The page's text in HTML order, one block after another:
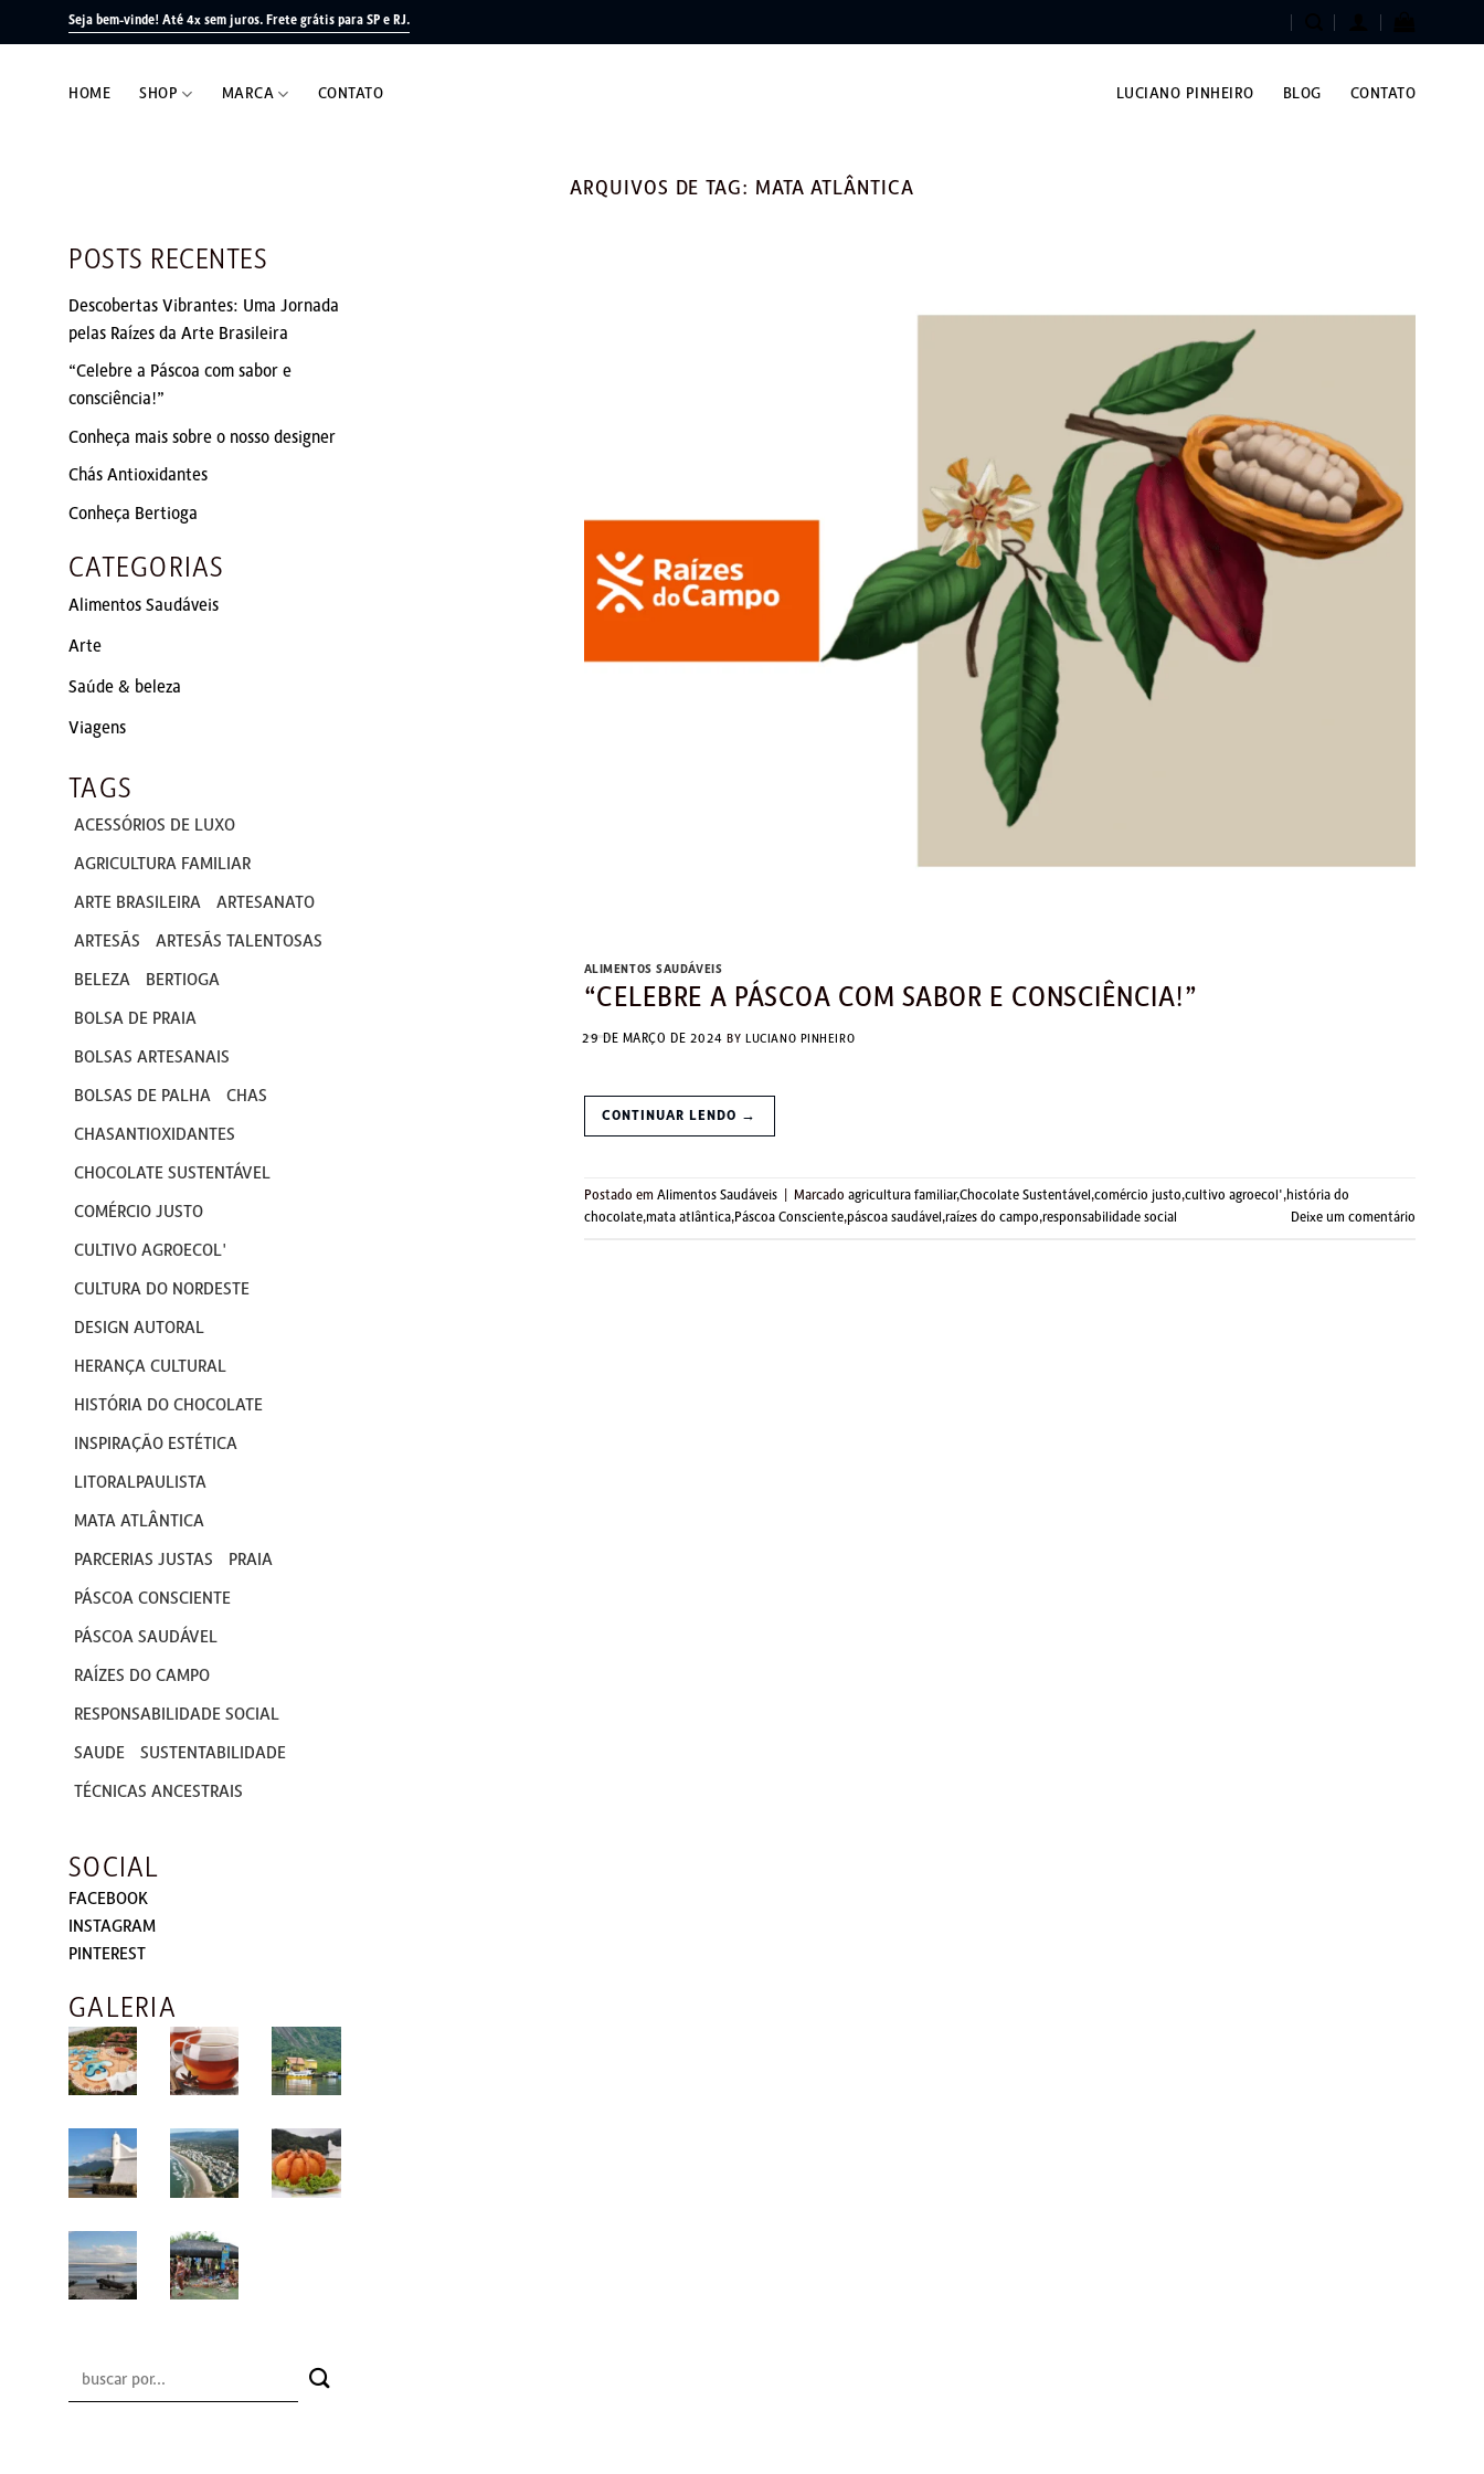
Seja bem-vinde! Até 4x sem juros. Frete grátis para SP e RJ.
HOME SHOP MARCA CONTATO LUCIANO PINHEIRO BLOG CONTATO
ARQUIVOS DE TAG: MATA ATLÂNTICA
POSTS RECENTES
Descobertas Vibrantes: Uma Jornada
pelas Raízes da Arte Brasileira
“Celebre a Páscoa com sabor e
consciência!”
Conheça mais sobre o nosso designer
Chás Antioxidantes
Conheça Bertioga
CATEGORIAS
Alimentos Saudáveis
Arte
Saúde & beleza
Viagens
TAGS
ACESSÓRIOS DE LUXO
AGRICULTURA FAMILIAR
ARTE BRASILEIRA ARTESANATO
ARTESÃS ARTESÃS TALENTOSAS
BELEZA BERTIOGA
BOLSA DE PRAIA
BOLSAS ARTESANAIS
BOLSAS DE PALHA CHAS
CHASANTIOXIDANTES
CHOCOLATE SUSTENTÁVEL
COMÉRCIO JUSTO
CULTIVO AGROECOL'
CULTURA DO NORDESTE
DESIGN AUTORAL
HERANÇA CULTURAL
HISTÓRIA DO CHOCOLATE
INSPIRAÇÃO ESTÉTICA
LITORALPAULISTA
MATA ATLÂNTICA
PARCERIAS JUSTAS PRAIA
PÁSCOA CONSCIENTE
PÁSCOA SAUDÁVEL
RAÍZES DO CAMPO
RESPONSABILIDADE SOCIAL
SAUDE SUSTENTABILIDADE
TÉCNICAS ANCESTRAIS
SOCIAL
FACEBOOK
INSTAGRAM
PINTEREST
GALERIA
ALIMENTOS SAUDÁVEIS
“CELEBRE A PÁSCOA COM SABOR E CONSCIÊNCIA!”
29 DE MARÇO DE 2024 BY LUCIANO PINHEIRO
CONTINUAR LENDO →
Postado em Alimentos Saudáveis Marcado agricultura familiar,Chocolate Sustentável ,comércio justo,cultivo agroecol',história do
chocolate,mata atlântica,Páscoa Consciente,páscoa saudável ,raízes do campo,responsabilidade social Deixe um comentário